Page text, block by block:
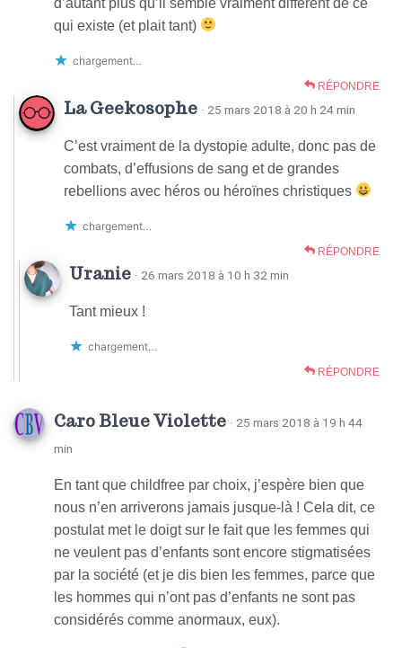
qui existe (et plait tant)
chargement…
RÉPONDRE
La Geekosophe · 25 mars 2018 à 20 h 24 min
C’est vraiment de la dystopie adulte, donc pas de
combats, d’effusions de sang et de grandes
rebellions avec héros ou héroïnes christiques
chargement…
RÉPONDRE
Uranie · 26 mars 2018 à 10 h 32 min
Tant mieux !
chargement…
RÉPONDRE
Caro Bleue Violette · 25 mars 2018 à 19 h 44
min
En tant que childfree par choix, j’espère bien que
nous n’en arriverons jamais jusque-là ! Cela dit, ce
postulat met le doigt sur le fait que les femmes qui
ne veulent pas d’enfants sont encore stigmatisées
par la société (et je dis bien les femmes, parce que
les hommes qui n’ont pas d’enfants ne sont pas
considérés comme anormaux, eux).